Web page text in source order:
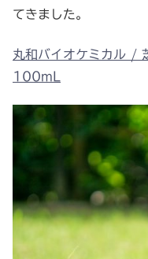
てきました。
丸和バイオケミカル /
100mL